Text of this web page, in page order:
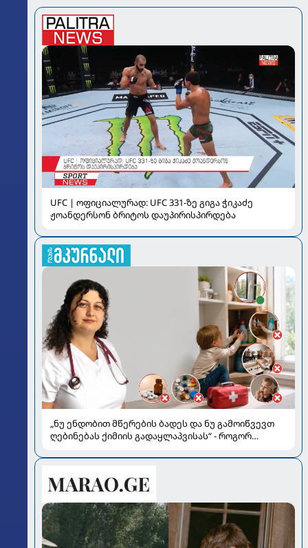
UFC | ოფიციალურად: UFC 331-ზე გიგა ჭიკაძე
ჟოანდერსონ ბრიტოს დაუპირისპირდება
„ნუ ენდობით მწერების ბადეს და ნუ გამოიწვევთ
ღებინებას ქიმიის გადაყლაპვისას“ - როგორ
სალომე ახვლედიანის რჩევები